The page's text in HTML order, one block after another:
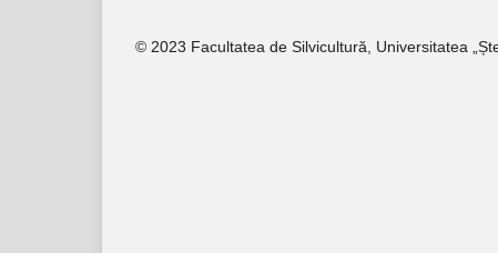
© 2023 Facultatea de Silvicultură, Universitatea